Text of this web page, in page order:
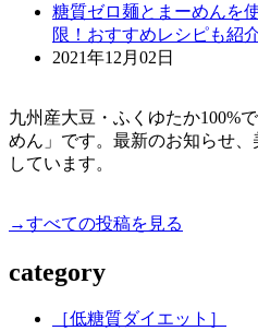
糖質ゼロ麺とまーめんを
限！おすすめレシピも紹
2021年12月02日
九州産大豆・ふくゆたか100%
めん」です。最新のお知らせ
しています。
→すべての投稿を見る
category
［低糖質ダイエット］